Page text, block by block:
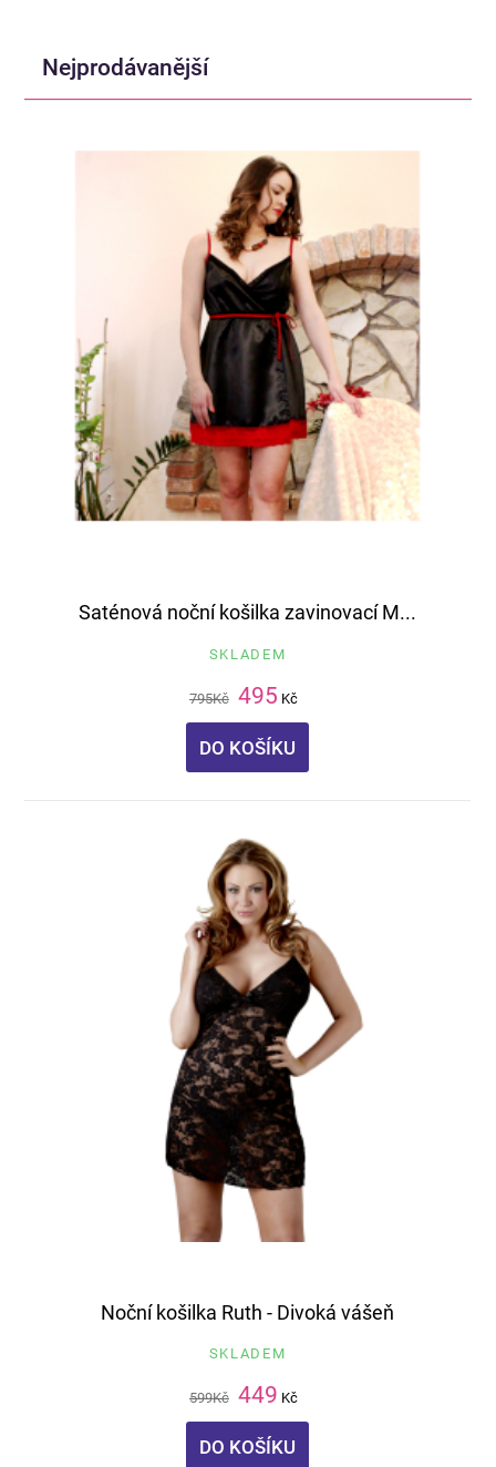
Nejprodávanější
Saténová noční košilka zavinovací M...
SKLADEM
795Kč 495 Kč
DO KOŠÍKU
Noční košilka Ruth - Divoká vášeň
SKLADEM
599Kč 449 Kč
DO KOŠÍKU